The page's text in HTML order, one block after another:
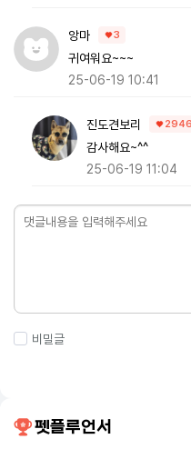
앙마 3
귀여워요~~~
25-06-19 10:41
진도견보리 2946
감사해요~^^
25-06-19 11:04
비밀글
펫플루언서